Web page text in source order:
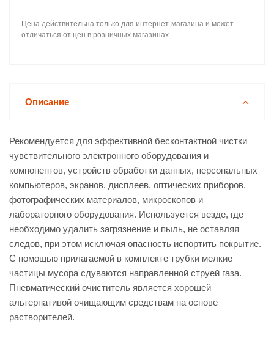
Цена действительна только для интернет-магазина и может
отличаться от цен в розничных магазинах
Описание
Рекомендуется для эффективной бесконтактной чистки
чувствительного электронного оборудования и
компонентов, устройств обработки данных, персональных
компьютеров, экранов, дисплеев, оптических приборов,
фотографических материалов, микроскопов и
лабораторного оборудования. Используется везде, где
необходимо удалить загрязнение и пыль, не оставляя
следов, при этом исключая опасность испортить покрытие.
С помощью прилагаемой в комплекте трубки мелкие
частицы мусора сдуваются направленной струей газа.
Пневматический очиститель является хорошей
альтернативой очищающим средствам на основе
растворителей.